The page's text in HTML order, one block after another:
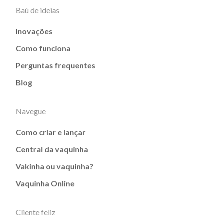
Baú de ideias
Inovações
Como funciona
Perguntas frequentes
Blog
Navegue
Como criar e lançar
Central da vaquinha
Vakinha ou vaquinha?
Vaquinha Online
Cliente feliz